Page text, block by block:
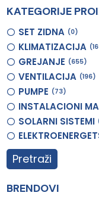
KATEGORIJE
SET ZIDNA 0
KLIMATIZACIJA
GREJANJE 655
VENTILACIJA 196
PUMPE 73
INSTALACIONI
SOLARNI SISTEMI
Pretraži
BRENDOVI